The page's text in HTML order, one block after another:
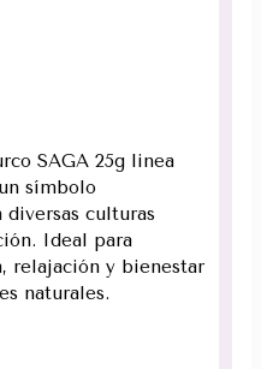
SAGA 25g linea
símbolo
culturas
Ideal para
relajación y bienestar
naturales.